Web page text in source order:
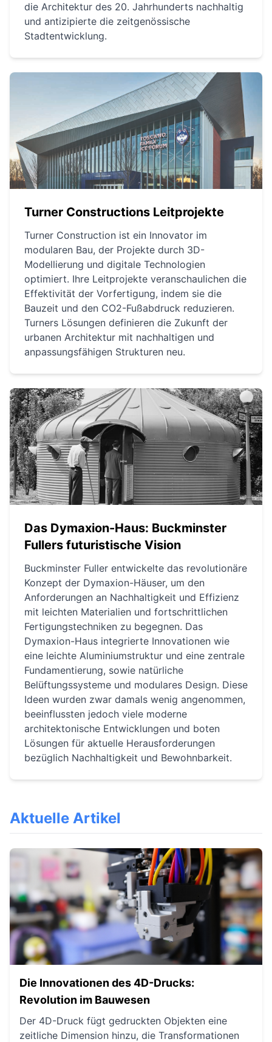
die Architektur des 20. Jahrhunderts nachhaltig
und antizipierte die zeitgenössische
Stadtentwicklung.
Turner Constructions Leitprojekte
Turner Construction ist ein Innovator im
modularen Bau, der Projekte durch 3D-
Modellierung und digitale Technologien
optimiert. Ihre Leitprojekte veranschaulichen die
Effektivität der Vorfertigung, indem sie die
Bauzeit und den CO2-Fußabdruck reduzieren.
Turners Lösungen definieren die Zukunft der
urbanen Architektur mit nachhaltigen und
anpassungsfähigen Strukturen neu.
Das Dymaxion-Haus: Buckminster
Fullers futuristische Vision
Buckminster Fuller entwickelte das revolutionäre
Konzept der Dymaxion-Häuser, um den
Anforderungen an Nachhaltigkeit und Effizienz
mit leichten Materialien und fortschrittlichen
Fertigungstechniken zu begegnen. Das
Dymaxion-Haus integrierte Innovationen wie
eine leichte Aluminiumstruktur und eine zentrale
Fundamentierung, sowie natürliche
Belüftungssysteme und modulares Design. Diese
Ideen wurden zwar damals wenig angenommen,
beeinflussten jedoch viele moderne
architektonische Entwicklungen und boten
Lösungen für aktuelle Herausforderungen
bezüglich Nachhaltigkeit und Bewohnbarkeit.
Aktuelle Artikel
Die Innovationen des 4D-Drucks:
Revolution im Bauwesen
Der 4D-Druck fügt gedruckten Objekten eine
zeitliche Dimension hinzu, die Transformationen